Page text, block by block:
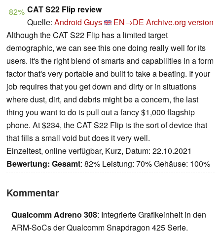
82% CAT S22 Flip review
Quelle: Android Guys EN→DE Archive.org version
Although the CAT S22 Flip has a limited target
demographic, we can see this one doing really well for its
users. It's the right blend of smarts and capabilities in a form
factor that's very portable and built to take a beating. If your
job requires that you get down and dirty or in situations
where dust, dirt, and debris might be a concern, the last
thing you want to do is pull out a fancy $1,000 flagship
phone. At $234, the CAT S22 Flip is the sort of device that
that fills a small void but does it very well.
Einzeltest, online verfügbar, Kurz, Datum: 22.10.2021
Bewertung: Gesamt: 82% Leistung: 70% Gehäuse: 100%
Kommentar
Qualcomm Adreno 308: Integrierte Grafikeinheit in den
ARM-SoCs der Qualcomm Snapdragon 425 Serie.